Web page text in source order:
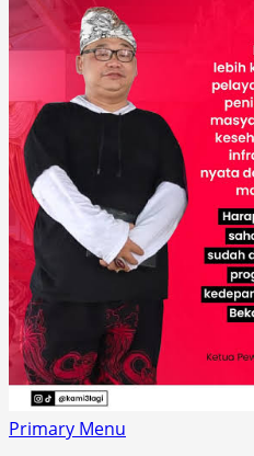
Primary Menu